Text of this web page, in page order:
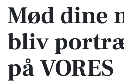
Mød dine
bliv
på VORES